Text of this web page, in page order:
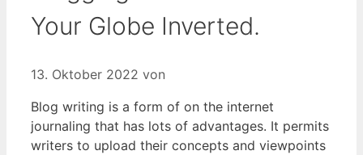
Your Globe Inverted.
13. Oktober 2022 von
Blog writing is a form of on the internet
journaling that has lots of advantages. It permits
writers to upload their concepts and viewpoints